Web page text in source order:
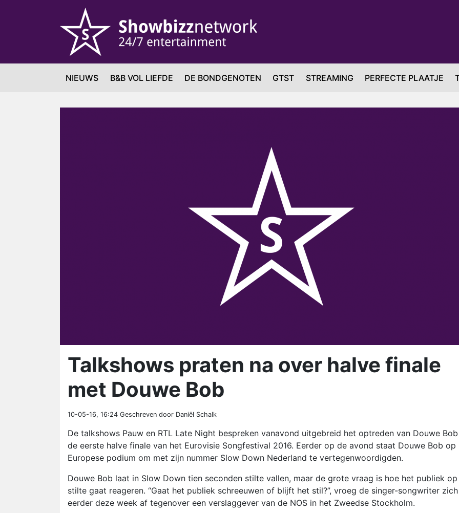
NIEUWS B&B VOL LIEFDE DE BONDGENOTEN GTST STREAMING PERFECTE PLAATJE
Talkshows praten na over halve finale
met Douwe Bob
10-05-16, 16:24 Geschreven door Daniël Schalk
De talkshows Pauw en RTL Late Night bespreken vanavond uitgebreid het optreden van Douwe
de eerste halve finale van het Eurovisie Songfestival 2016. Eerder op de avond staat Douwe Bob op
Europese podium om met zijn nummer Slow Down Nederland te vertegenwoordigden.
Douwe Bob laat in Slow Down tien seconden stilte vallen, maar de grote vraag is hoe het publiek
stilte gaat reageren. “Gaat het publiek schreeuwen of blijft het stil?”, vroeg de singer-songwriter zich
eerder deze week af tegenover een verslaggever van de NOS in het Zweedse Stockholm.